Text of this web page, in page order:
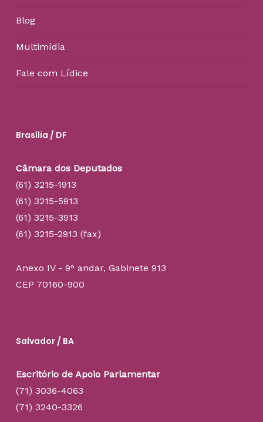
Blog
Multimídia
Fale com Lídice
Brasília / DF
Câmara dos Deputados
(61) 3215-1913
(61) 3215-5913
(61) 3215-3913
(61) 3215-2913 (fax)
Anexo IV - 9° andar, Gabinete 913
CEP 70160-900
Salvador / BA
Escritório de Apoio Parlamentar
(71) 3036-4063
(71) 3240-3326